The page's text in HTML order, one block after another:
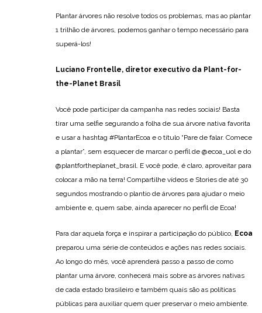
Plantar árvores não resolve todos os problemas, mas ao plantar
1 trilhão de árvores, podemos ganhar o tempo necessário para
superá-los!
Luciano Frontelle, diretor executivo da Plant-for-
the-Planet Brasil
Você pode participar da campanha nas redes sociais! Basta
tirar uma selfie segurando a folha de sua árvore nativa favorita
e usar a hashtag #PlantarEcoa e o título “Pare de falar. Comece
a plantar”, sem esquecer de marcar o perfil de @ecoa_uol e do
@plantfortheplanet_brasil. E você pode, é claro, aproveitar para
colocar a mão na terra! Compartilhe vídeos e Stories de até 30
segundos mostrando o plantio de árvores para ajudar o meio
ambiente e, quem sabe, ainda aparecer no perfil de Ecoa!
Para dar aquela força e inspirar a participação do público, Ecoa
preparou uma série de conteúdos e ações nas redes sociais.
Ao longo do mês, você aprenderá passo a passo de como
plantar uma árvore, conhecerá mais sobre as árvores nativas
de cada estado brasileiro e também quais são as políticas
públicas para auxiliar quem quer preservar o meio ambiente.